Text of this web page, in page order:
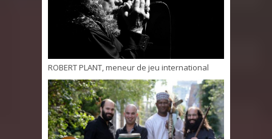
ROBERT PLANT, meneur de jeu international